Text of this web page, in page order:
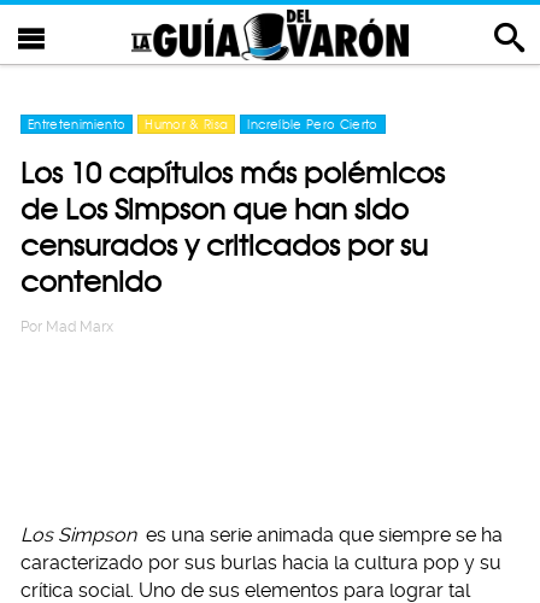
Entretenimiento Humor & Risa Increíble Pero Cierto
Los 10 capítulos más polémicos
de Los Simpson que han sido
censurados y criticados por su
contenido
Por Mad Marx
Los Simpson es una serie animada que siempre se ha
caracterizado por sus burlas hacia la cultura pop y su
crítica social. Uno de sus elementos para lograr tal